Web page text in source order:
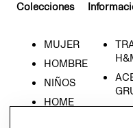
Colecciones
MUJER
HOMBRE
NIÑOS
HOME